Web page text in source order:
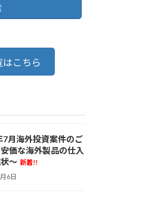
こちら
7月海外投資案件のご
価な海外製品の仕入
～ 新着!!
6日